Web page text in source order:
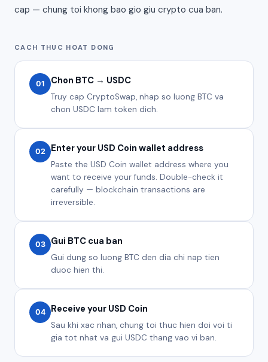
cap — chung toi khong bao gio giu crypto cua ban.
CACH THUC HOAT DONG
01 Chon BTC → USDC
Truy cap CryptoSwap, nhap so luong BTC va
chon USDC lam token dich.
02 Enter your USD Coin wallet address
Paste the USD Coin wallet address where you
want to receive your funds. Double-check it
carefully — blockchain transactions are
irreversible.
03 Gui BTC cua ban
Gui dung so luong BTC den dia chi nap tien
duoc hien thi.
04 Receive your USD Coin
Sau khi xac nhan, chung toi thuc hien doi voi ti
gia tot nhat va gui USDC thang vao vi ban.